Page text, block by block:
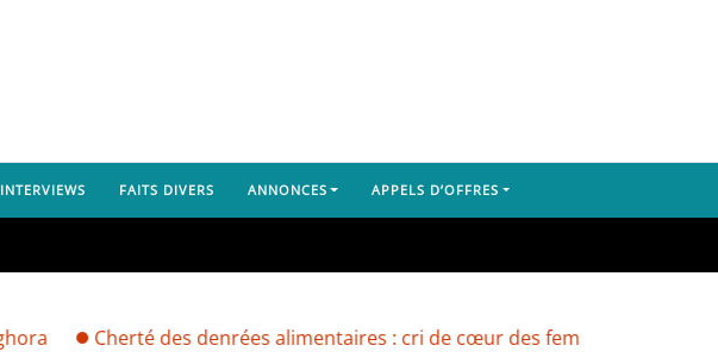
INTERVIEWS FAITS DIVERS ANNONCES APPELS D’OFFRES
Cherté des denrées alimentaires : cri de cœur des femmes du marché de